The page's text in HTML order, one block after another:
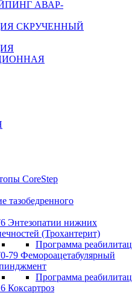
АВАР-
СКРУЧЕННЫЙ
CoreStep
тазобедренного
Энтезопатии нижних
(Трохантерит)
Программа
79 Фемороацетабулярный
Программа
Коксартроз